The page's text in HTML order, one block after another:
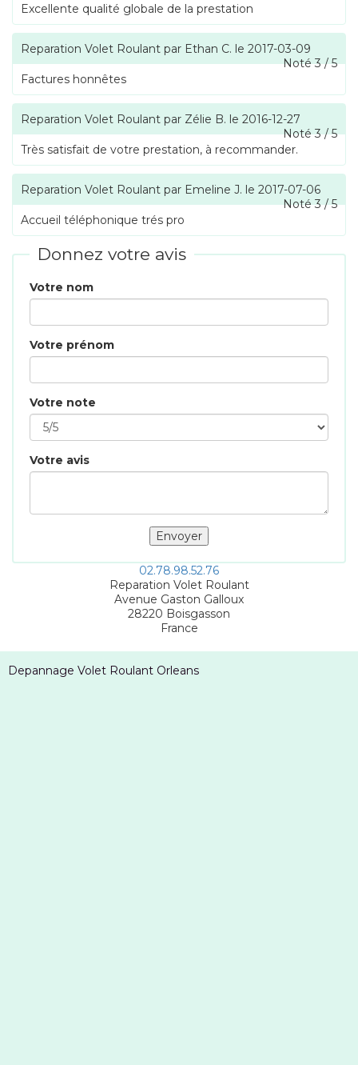
Excellente qualité globale de la prestation
Reparation Volet Roulant par Ethan C. le 2017-03-09
Noté3/5
Factures honnêtes
Reparation Volet Roulant par Zélie B. le 2016-12-27
Noté3/5
Très satisfait de votre prestation, à recommander.
Reparation Volet Roulant par Emeline J. le 2017-07-06
Noté3/5
Accueil téléphonique trés pro
Donnez votre avis
Votre nom
Votre prénom
Votre note
Votre avis
02.78.98.52.76
Reparation Volet Roulant
Avenue Gaston Galloux
28220 Boisgasson
France
Depannage Volet Roulant Orleans